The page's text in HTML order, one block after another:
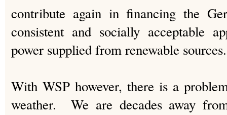
contribute again in financing the
consistent and socially acceptable
power supplied from renewable sources.
With WSP however, there is a
weather. We are decades away